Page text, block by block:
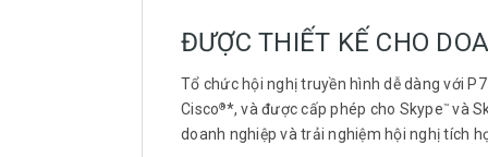
ĐƯỢC THIẾT KẾ CHO
Tổ chức hội nghị truyền hình dễ dàng với
Cisco®*, và được cấp phép cho Skype™ và
doanh nghiệp và trải nghiệm hội nghị tích